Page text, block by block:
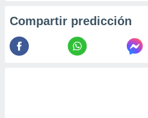
Compartir predicción